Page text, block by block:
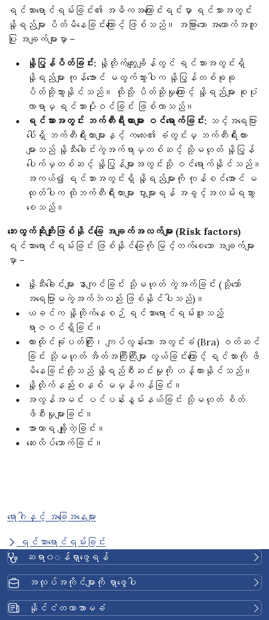
ရင်သားရောင်ရမ်းခြင်း၏ အဓိကအကြောင်းရင်းမှာ ရင်သားအတွင်း
နို့ရည်များ ပိတ်မိနေခြင်းကြောင့် ဖြစ်သည်။ အခြားသော အထောက်အကူ
ပြု အချက်များမှာ –
နို့ပြွန်ပိတ်ခြင်း: နို့တိုက်ကျွေးချိန်တွင် ရင်သားအတွင်းရှိ
နို့ရည်များ ကုန်အောင် မထွက်သွားပါက နို့ပြွန်တစ်ခုခု
ပိတ်ဆို့သွားနိုင်သည်။ ထိုသို့ ပိတ်ဆို့မှုကြောင့် နို့ရည်များ စုပုံ
လာရာမှ ရင်သားပိုးဝင်ခြင်း ဖြစ်လာသည်။
ရင်သားအတွင်း ဘက်တီးရီးယားများ ဝင်ရောက်ခြင်း: သင့်အရေပြား
ပေါ်ရှိ ဘက်တီးရီးယားများနှင့် ကလေး၏ ခံတွင်းမှ ဘက်တီးရီးယား
များသည် နို့သီးခေါင်းကွဲအက်ရာမှတစ်ဆင့် သို့မဟုတ် နို့ပြွန်
ပေါက်မှတစ်ဆင့် နို့ပြွန်များအတွင်းသို့ ဝင်ရောက်နိုင်သည်။
အကယ်၍ ရင်သားအတွင်းရှိ နို့ရည်များကို ကုန်စင်အောင် မ
ထုတ်ပါက ထိုဘက်တီးရီးယားများ ပွားများရန် အခွင့်အလမ်းရသွား
စေသည်။
ဘေးထွက်ဆိုးကျိုးဖြစ်နိုင်ခြေ အချက်အလက်များ (Risk factors)
ရင်သားရောင်ရမ်းခြင်း ဖြစ်နိုင်ခြေကို မြင့်တက်စေသော အချက်များ
မှာ –
နို့သီးခေါင်းများ နာကျင်ခြင်း သို့မဟုတ် ကွဲအက်ခြင်း (သို့သော်
အရေပြားမကွဲအက်ဘဲလည်း ဖြစ်နိုင်ပါသည်)။
ယခင်က နို့တိုက်နေစဉ် ရင်သားရောင်ရမ်းဖူးသည့်
ရာဇဝင်ရှိခြင်း။
ကားထိုင်ခုံပတ်ကြိုး၊ ကျပ်လွန်းသော အတွင်းခံ (Bra) ဝတ်ဆင်
ခြင်း သို့မဟုတ် အိတ်အကြီးကြီးများ လွယ်ခြင်းကြောင့် ရင်သားကို ဖိ
မိနေခြင်းတို့သည် နို့ရည်စီးဆင်းမှုကို ဟန့်တားနိုင်သည်။
နို့တိုက်နည်းစနစ် မမှန်ကန်ခြင်း။
အလွန်အမင်း ပင်ပန်းနွမ်းနယ်ခြင်း သို့မဟုတ် စိတ်
ဖိစီးမှုများခြင်း။
အာဟာရ ချို့တဲ့ခြင်း။
ဆေးလိပ်သောက်ခြင်း။
ရောဂါနှင့် အခြေအနေများ
ရင်သားရောင်ရမ်းခြင်း
ဆရာ၀◌န်ရှာဖွေရန်
အလုပ်အကိုင်များကို ရှာဖွေပါ
နိုင်ငံတကာအာမခံ